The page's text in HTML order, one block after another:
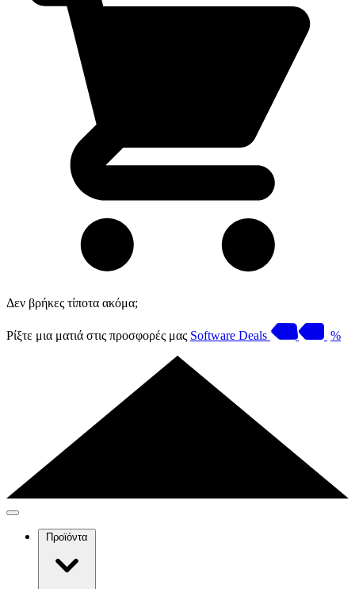
Δεν βρήκες τίποτα ακόμα;
Ρίξτε μια ματιά στις προσφορές μας Software Deals %
Προϊόντα